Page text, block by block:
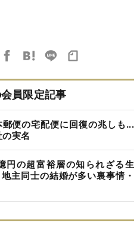
員限定記事
便の宅配便に回復の兆しも...
の実名
円の超富裕層の知られざる生
主同士の結婚が多い裏事情・